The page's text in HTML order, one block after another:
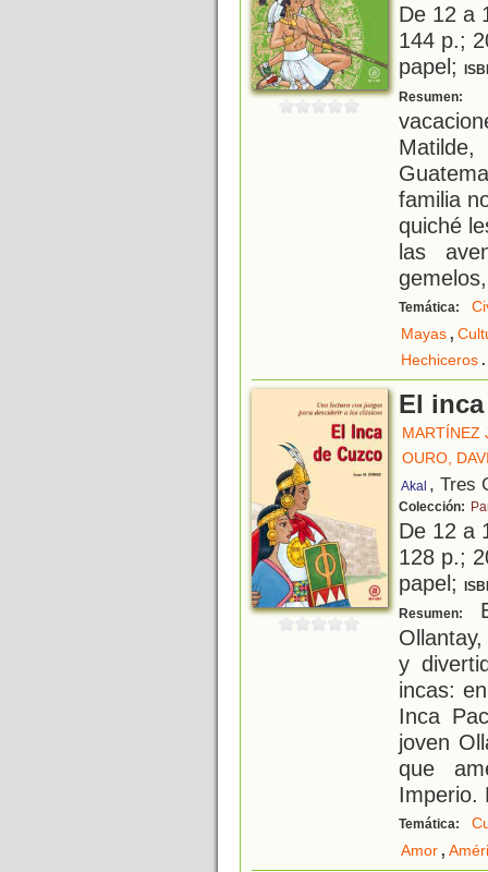
De 12 a
144 p.;
papel;
Resumen:
familia
quiché
las
Temática:
Mayas,
Hechiceros.
El
MARTÍNEZ
OURO,
Akal , Tres
Colección:
De 12 a
128 p.;
papel;
Resumen:
y
incas:
Inca
joven
que
Imperio.
Temática:
Amor,